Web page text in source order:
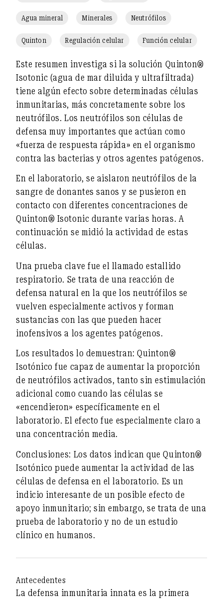
Agua mineral Minerales Neutrófilos
Quinton Regulación celular Función celular
Este resumen investiga si la solución Quinton®
Isotonic (agua de mar diluida y ultrafiltrada)
tiene algún efecto sobre determinadas células
inmunitarias, más concretamente sobre los
neutrófilos. Los neutrófilos son células de
defensa muy importantes que actúan como
«fuerza de respuesta rápida» en el organismo
contra las bacterias y otros agentes patógenos.
En el laboratorio, se aislaron neutrófilos de la
sangre de donantes sanos y se pusieron en
contacto con diferentes concentraciones de
Quinton® Isotonic durante varias horas. A
continuación se midió la actividad de estas
células.
Una prueba clave fue el llamadoestallido
respiratorio. Se trata de una reacción de
defensa natural en la que los neutrófilos se
vuelven especialmente activos y forman
sustancias con las que pueden hacer
inofensivos a los agentes patógenos.
Los resultados lo demuestran: Quinton®
Isotónico fue capaz de aumentar la proporción
de neutrófilos activados, tanto sin estimulación
adicional como cuando las células se
«encendieron» específicamente en el
laboratorio. El efecto fue especialmente claro a
una concentración media.
Conclusiones: Los datos indican que Quinton®
Isotónico puede aumentar la actividad de las
células de defensa en el laboratorio. Es un
indicio interesante de un posible efecto de
apoyo inmunitario; sin embargo, se trata de una
prueba de laboratorio y no de un estudio
clínico en humanos.
Antecedentes
La defensa inmunitaria innata es la primera